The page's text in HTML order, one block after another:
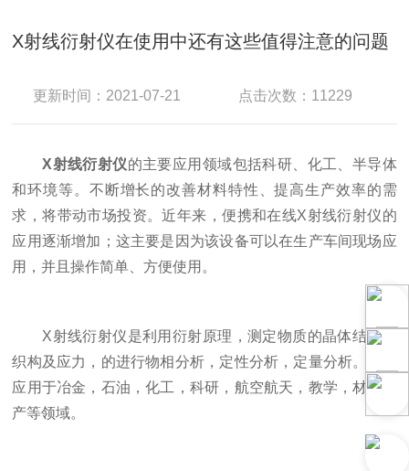
X射线衍射仪在使用中还有这些值得注意的问题
更新时间：2021-07-21 点击次数：11229
X射线衍射仪的主要应用领域包括科研、化工、半导体
和环境等。不断增长的改善材料特性、提高生产效率的需
求，将带动市场投资。近年来，便携和在线X射线衍射仪的
应用逐渐增加；这主要是因为该设备可以在生产车间现场应
用，并且操作简单、方便使用。
X射线衍射仪是利用衍射原理，测定物质的晶体结构，
织构及应力，的进行物相分析，定性分析，定量分析。广泛
应用于冶金，石油，化工，科研，航空航天，教学，材料生
产等领域。